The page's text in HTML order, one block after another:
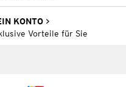
KONTO
Vorteile für Sie